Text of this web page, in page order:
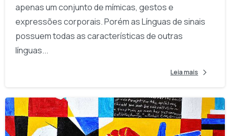
apenas um conjunto de mímicas, gestos e
expressões corporais. Porém as Línguas de sinais
possuem todas as características de outras
línguas...
Leia mais